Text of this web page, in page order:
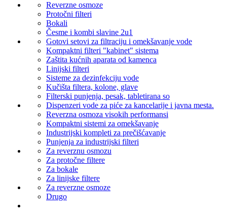
Reverzne osmoze
Protočni filteri
Bokali
Česme i kombi slavine 2u1
Gotovi setovi za filtraciju i omekšavanje vode
Kompaktni filteri "kabinet" sistema
Zaštita kućnih aparata od kamenca
Linijski filteri
Sisteme za dezinfekciju vode
Kučišta filtera, kolone, glave
Filterski punjenja, pesak, tabletirana so
Dispenzeri vode za piće za kancelarije i javna mesta.
Reverzna osmoza visokih performansi
Kompaktni sistemi za omekšavanje
Industrijski kompleti za prečišćavanje
Punjenja za industrijski filteri
Za reverznu osmozu
Za protočne filtere
Za bokale
Za linijske filtere
Za reverzne osmoze
Drugo